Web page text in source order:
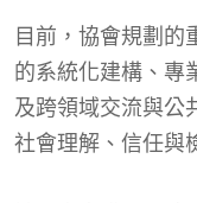
目前，協會規劃的
的系統化建構、專
及跨領域交流與公
社會理解、信任與